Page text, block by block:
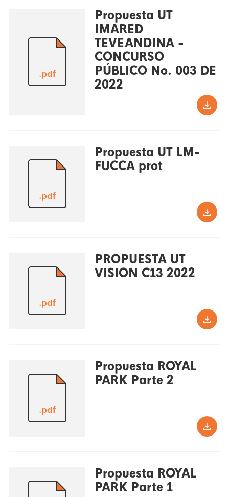
.pdf
Propuesta UT
IMARED
TEVEANDINA -
CONCURSO
PÚBLICO No. 003 DE
2022
.pdf
Propuesta UT LM-
FUCCA prot
.pdf
PROPUESTA UT
VISION C13 2022
.pdf
Propuesta ROYAL
PARK Parte 2
Propuesta ROYAL
PARK Parte 1